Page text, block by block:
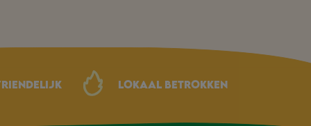
Lokaal betrokken